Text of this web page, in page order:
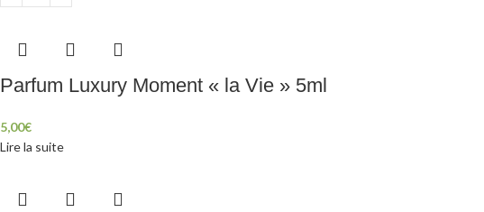
Parfum Luxury Moment « la Vie » 5ml
5,00€
Lire la suite